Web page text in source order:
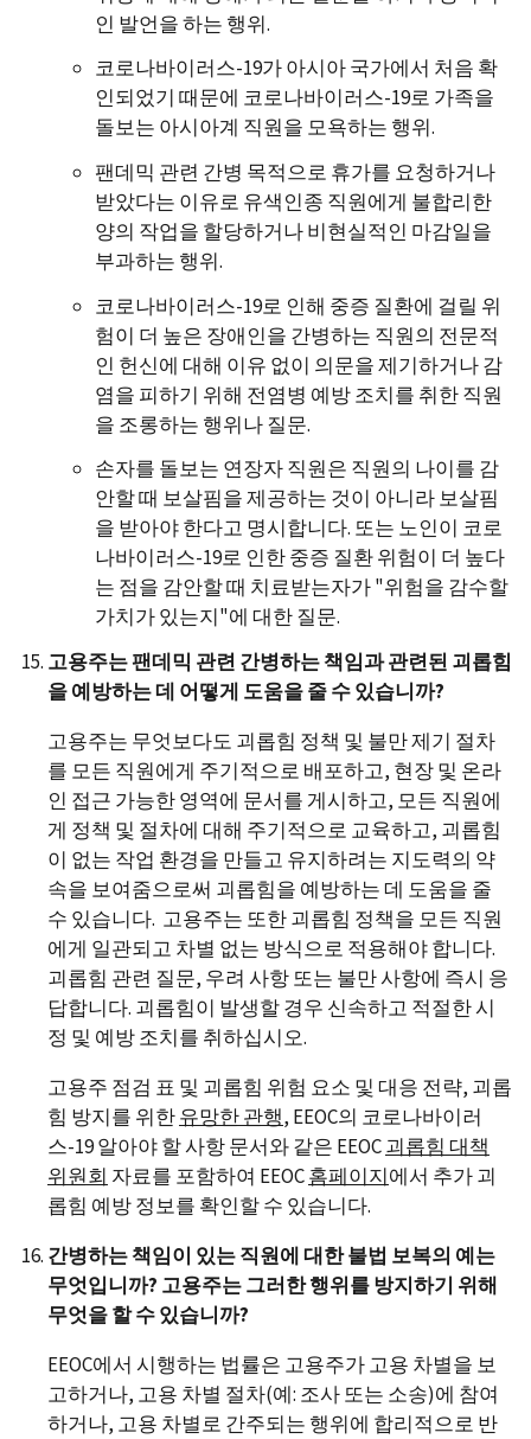
인 발언을 하는 행위.
코로나바이러스-19가 아시아 국가에서 처음 확
인되었기 때문에 코로나바이러스-19로 가족을
돌보는 아시아계 직원을 모욕하는 행위.
팬데믹 관련 간병 목적으로 휴가를 요청하거나
받았다는 이유로 유색인종 직원에게 불합리한
양의 작업을 할당하거나 비현실적인 마감일을
부과하는 행위.
코로나바이러스-19로 인해 중증 질환에 걸릴 위
험이 더 높은 장애인을 간병하는 직원의 전문적
인 헌신에 대해 이유 없이 의문을 제기하거나 감
염을 피하기 위해 전염병 예방 조치를 취한 직원
을 조롱하는 행위나 질문.
손자를 돌보는 연장자 직원은 직원의 나이를 감
안할 때 보살핌을 제공하는 것이 아니라 보살핌
을 받아야 한다고 명시합니다. 또는 노인이 코로
나바이러스-19로 인한 중증 질환 위험이 더 높다
는 점을 감안할 때 치료받는자가 "위험을 감수할
가치가 있는지"에 대한 질문.
고용주는 팬데믹 관련 간병하는 책임과 관련된 괴롭힘
을 예방하는 데 어떻게 도움을 줄 수 있습니까?
고용주는 무엇보다도 괴롭힘 정책 및 불만 제기 절차
를 모든 직원에게 주기적으로 배포하고, 현장 및 온라
인 접근 가능한 영역에 문서를 게시하고, 모든 직원에
게 정책 및 절차에 대해 주기적으로 교육하고, 괴롭힘
이 없는 작업 환경을 만들고 유지하려는 지도력의 약
속을 보여줌으로써 괴롭힘을 예방하는 데 도움을 줄
수 있습니다. 고용주는 또한 괴롭힘 정책을 모든 직원
에게 일관되고 차별 없는 방식으로 적용해야 합니다.
괴롭힘 관련 질문, 우려 사항 또는 불만 사항에 즉시 응
답합니다. 괴롭힘이 발생할 경우 신속하고 적절한 시
정 및 예방 조치를 취하십시오.
고용주 점검 표 및 괴롭힘 위험 요소 및 대응 전략, 괴롭
힘 방지를 위한유망한 관행, EEOC의 코로나바이러
스-19 알아야 할 사항 문서와 같은 EEOC괴롭힘 대책
위원회 자료를 포함하여 EEOC홈페이지에서 추가 괴
롭힘 예방 정보를 확인할 수 있습니다.
간병하는 책임이 있는 직원에 대한 불법 보복의 예는
무엇입니까? 고용주는 그러한 행위를 방지하기 위해
무엇을 할 수 있습니까?
EEOC에서 시행하는 법률은 고용주가 고용 차별을 보
고하거나, 고용 차별 절차(예: 조사 또는 소송)에 참여
하거나, 고용 차별로 간주되는 행위에 합리적으로 반